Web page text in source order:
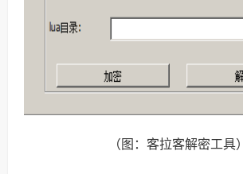
（图：客拉客解密工具）